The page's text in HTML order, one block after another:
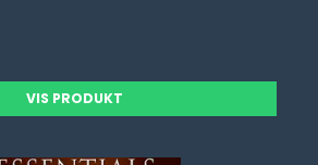
VIS PRODUKT